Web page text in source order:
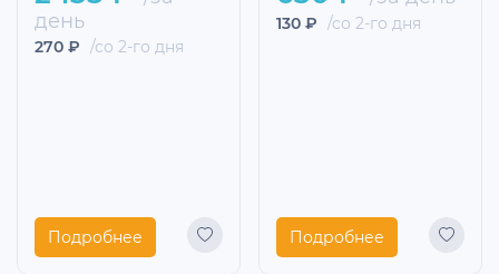
день
270 ₽ /со 2-го дня
Подробнее
130 ₽ /со 2-го дня
Подробнее